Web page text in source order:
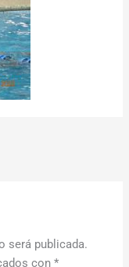
será publicada.
con*